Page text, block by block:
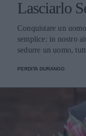
Lasciarlo
Conquistare un
semplice: in nostro
sedurre un uomo,
PERDITA DURANGO